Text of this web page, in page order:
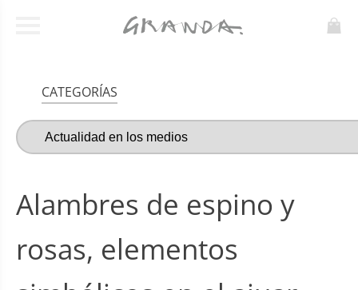
CATEGORÍAS
Alambres de espino y
rosas, elementos